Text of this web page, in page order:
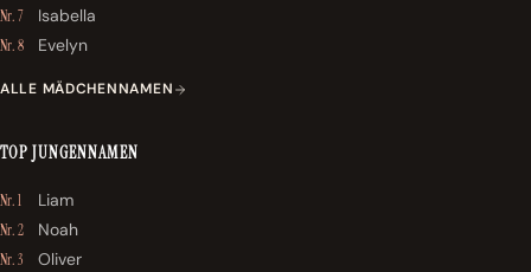
Nr. 7 Isabella
Nr. 8 Evelyn
ALLE MÄDCHENNAMEN
TOP JUNGENNAMEN
Nr. 1 Liam
Nr. 2 Noah
Nr. 3 Oliver